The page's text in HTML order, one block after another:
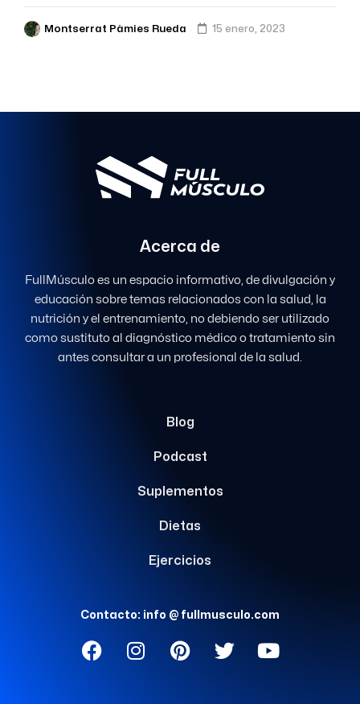
Montserrat Pàmies Rueda 15 enero, 2023
Acerca de
FullMúsculo es un espacio informativo, de divulgación y
educación sobre temas relacionados con la salud, la
nutrición y el entrenamiento, no debiendo ser utilizado
como sustituto al diagnóstico médico o tratamiento sin
antes consultar a un profesional de la salud.
Blog
Podcast
Suplementos
Dietas
Ejercicios
Contacto: info @ fullmusculo.com
F
I
P
T
Y